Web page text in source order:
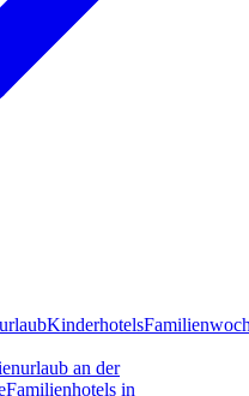
Kinderhotels
an der
Familienhotels in